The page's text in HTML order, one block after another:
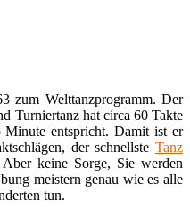
zum Welttanzprogramm. Der
Turniertanz hat circa 60 Takte
entspricht. Damit ist er
der schnellste Tanz
keine Sorge, Sie werden
meistern genau wie es alle
tun.